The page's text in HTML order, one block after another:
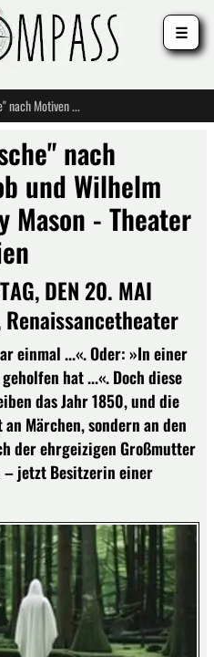
"Die sieben Wünsche" nach Motiven von Jacob und Wilhelm Grimm von Henry Mason - Theater der Jugend in Wien
nach
und Wilhelm
Mason - Theater
DEN 20. MAI
einmal ...«. Oder: »In einer
hat ...«. Doch diese
das Jahr 1850, und die
Märchen, sondern an den
der ehrgeizigen Großmutter
– jetzt Besitzerin einer
☰